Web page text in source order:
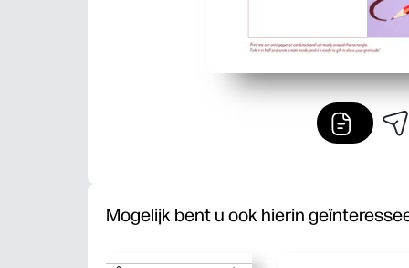
Mogelijk bent u ook hierin